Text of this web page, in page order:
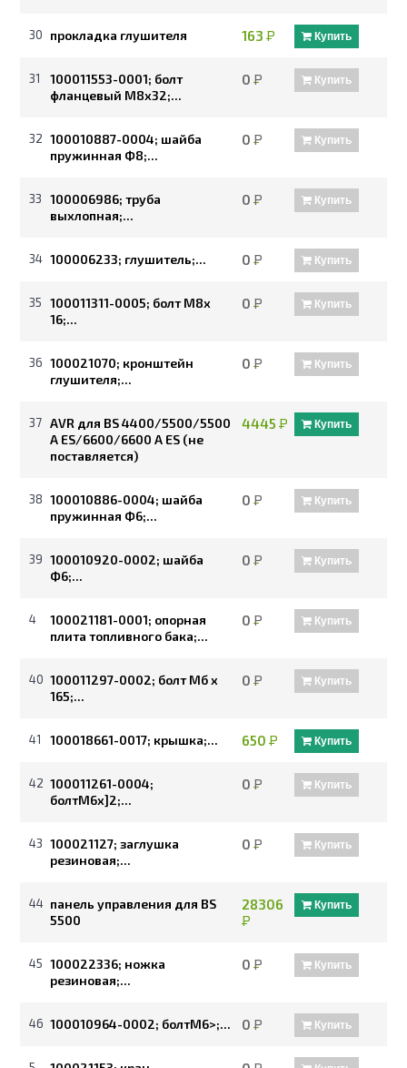
30 прокладка глушителя 163Р Купить
31
100011553-0001; болт
фланцевый М8х32;...
0Р Купить
32 100010887-0004; шайба
пружинная Ф8;...
0Р Купить
33
100006986; труба
выхлопная;...
0Р Купить
34 100006233; глушитель;... 0Р Купить
35
100011311-0005; болт М8х
16;...
0Р Купить
36 100021070; кронштейн
глушителя;...
0Р Купить
37 AVR для BS 4400/5500/5500
A ES/6600/6600 A ES (не
поставляется)
4445Р Купить
38 100010886-0004; шайба
пружинная Ф6;...
0Р Купить
39 100010920-0002; шайба
Ф6;...
0Р Купить
4
100021181-0001; опорная
плита топливного бака;...
0Р Купить
40 100011297-0002; болт Мб х
165;...
0Р Купить
41 100018661-0017; крышка;... 650Р Купить
42 100011261-0004;
болтМ6х]2;...
0Р Купить
43 100021127; заглушка
резиновая;...
0Р Купить
44 панель управления для BS
5500
28306
Р
Купить
45 100022336; ножка
резиновая;...
0Р Купить
46 100010964-0002; болтМ6>;... 0Р Купить